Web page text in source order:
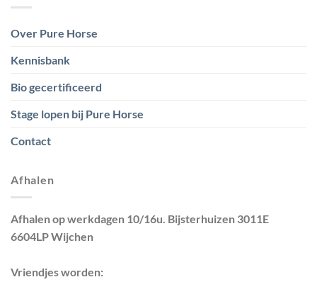
Over Pure Horse
Kennisbank
Bio gecertificeerd
Stage lopen bij Pure Horse
Contact
Afhalen
Afhalen op werkdagen 10/16u. Bijsterhuizen 3011E
6604LP Wijchen
Vriendjes worden: